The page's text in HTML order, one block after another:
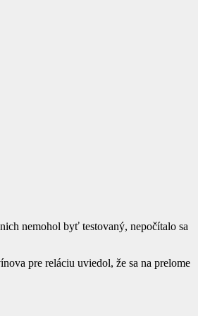
nemohol byť testovaný, nepočítalo sa
pre reláciu uviedol, že sa na prelome